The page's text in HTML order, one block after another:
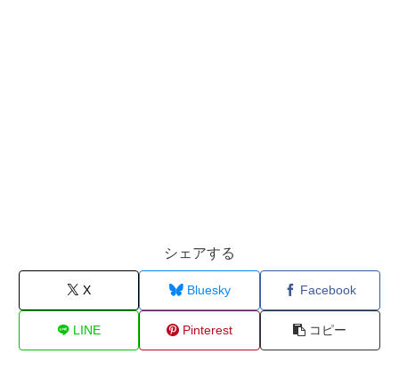
シェアする
X Bluesky Facebook
LINE Pinterest コピー